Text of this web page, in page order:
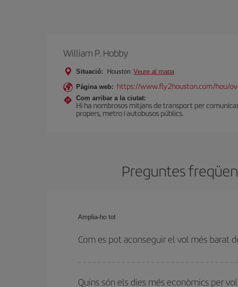
William P. Hobby
Situació: Houston Veure al mapa
Pàgina web: https://www.fly2houston.com/hou/
Com arribar a la ciutat:
Hi ha nombrosos mitjans de transport per
propers, metro i autobusos públics.
Preguntes
Amplia-ho tot
Com es pot aconseguir el vol més barat
flexibilitat amb les dates i els horaris d'anada i tornada.
Quins són els dies més econòmics per